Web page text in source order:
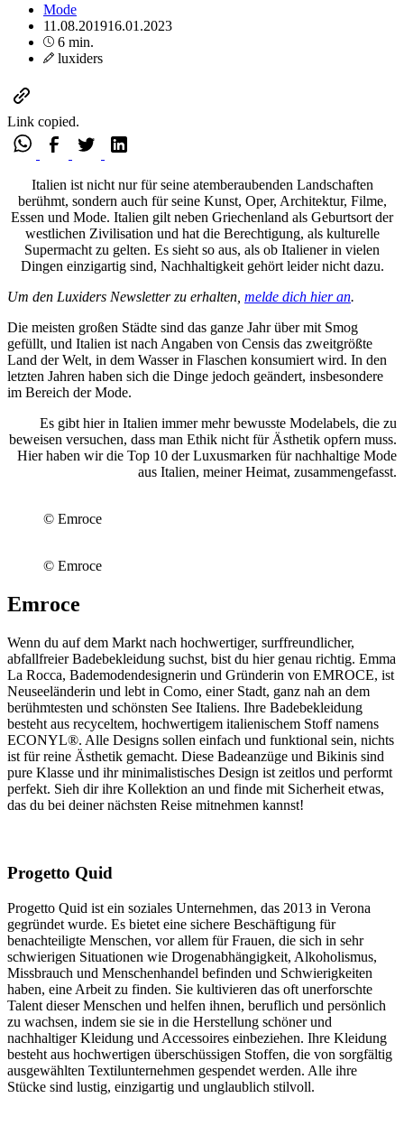
Mode
11.08.201916.01.2023
6 min.
luxiders
Link copied.
Italien ist nicht nur für seine atemberaubenden Landschaften
berühmt, sondern auch für seine Kunst, Oper, Architektur, Filme,
Essen und Mode. Italien gilt neben Griechenland als Geburtsort der
westlichen Zivilisation und hat die Berechtigung, als kulturelle
Supermacht zu gelten. Es sieht so aus, als ob Italiener in vielen
Dingen einzigartig sind, Nachhaltigkeit gehört leider nicht dazu.
Um den Luxiders Newsletter zu erhalten, melde dich hier an.
Die meisten großen Städte sind das ganze Jahr über mit Smog
gefüllt, und Italien ist nach Angaben von Censis das zweitgrößte
Land der Welt, in dem Wasser in Flaschen konsumiert wird. In den
letzten Jahren haben sich die Dinge jedoch geändert, insbesondere
im Bereich der Mode.
Es gibt hier in Italien immer mehr bewusste Modelabels, die zu
beweisen versuchen, dass man Ethik nicht für Ästhetik opfern muss.
Hier haben wir die Top 10 der Luxusmarken für nachhaltige Mode
aus Italien, meiner Heimat, zusammengefasst.
© Emroce
© Emroce
Emroce
Wenn du auf dem Markt nach hochwertiger, surffreundlicher,
abfallfreier Badebekleidung suchst, bist du hier genau richtig. Emma
La Rocca, Bademodendesignerin und Gründerin von EMROCE, ist
Neuseeländerin und lebt in Como, einer Stadt, ganz nah an dem
berühmtesten und schönsten See Italiens. Ihre Badebekleidung
besteht aus recyceltem, hochwertigem italienischem Stoff namens
ECONYL®. Alle Designs sollen einfach und funktional sein, nichts
ist für reine Ästhetik gemacht. Diese Badeanzüge und Bikinis sind
pure Klasse und ihr minimalistisches Design ist zeitlos und performt
perfekt. Sieh dir ihre Kollektion an und finde mit Sicherheit etwas,
das du bei deiner nächsten Reise mitnehmen kannst!
Progetto Quid
Progetto Quid ist ein soziales Unternehmen, das 2013 in Verona
gegründet wurde. Es bietet eine sichere Beschäftigung für
benachteiligte Menschen, vor allem für Frauen, die sich in sehr
schwierigen Situationen wie Drogenabhängigkeit, Alkoholismus,
Missbrauch und Menschenhandel befinden und Schwierigkeiten
haben, eine Arbeit zu finden. Sie kultivieren das oft unerforschte
Talent dieser Menschen und helfen ihnen, beruflich und persönlich
zu wachsen, indem sie sie in die Herstellung schöner und
nachhaltiger Kleidung und Accessoires einbeziehen. Ihre Kleidung
besteht aus hochwertigen überschüssigen Stoffen, die von sorgfältig
ausgewählten Textilunternehmen gespendet werden. Alle ihre
Stücke sind lustig, einzigartig und unglaublich stilvoll.